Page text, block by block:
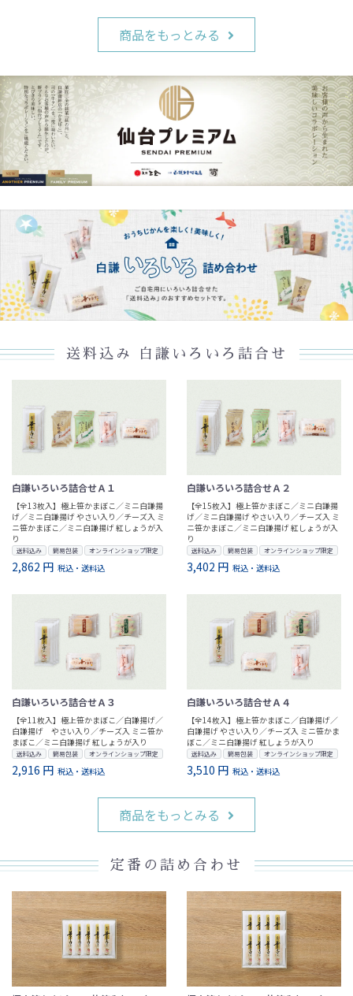
商品をもっとみる
送料込み 白謙いろいろ詰合せ
白謙いろいろ詰合せＡ１
【全13枚入】極上笹かまぼこ／ミニ白謙揚
げ／ミニ白謙揚げ やさい入り／チーズ入 ミ
ニ笹かまぼこ／ミニ白謙揚げ 紅しょうが入
り
送料込み 簡易包装 オンラインショップ限定
2,862 円 税込・送料込
白謙いろいろ詰合せＡ２
【全15枚入】極上笹かまぼこ／ミニ白謙揚
げ／ミニ白謙揚げ やさい入り／チーズ入 ミ
ニ笹かまぼこ／ミニ白謙揚げ 紅しょうが入
り
送料込み 簡易包装 オンラインショップ限定
3,402 円 税込・送料込
白謙いろいろ詰合せＡ３
【全11枚入】極上笹かまぼこ／白謙揚げ／
白謙揚げ やさい入り／チーズ入 ミニ笹か
まぼこ／ミニ白謙揚げ 紅しょうが入り
送料込み 簡易包装 オンラインショップ限定
2,916 円 税込・送料込
白謙いろいろ詰合せＡ４
【全14枚入】極上笹かまぼこ／白謙揚げ／
白謙揚げ やさい入り／チーズ入 ミニ笹かま
ぼこ／ミニ白謙揚げ 紅しょうが入り
送料込み 簡易包装 オンラインショップ限定
3,510 円 税込・送料込
商品をもっとみる
定番の詰め合わせ